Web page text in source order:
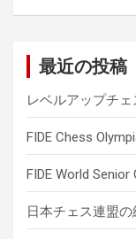
最近の投稿
レベルアップチ
FIDE Chess
FIDE World
日本チェス連盟